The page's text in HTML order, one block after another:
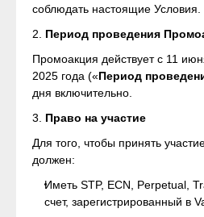
соблюдать настоящие Условия.
2. Период проведения
Промоакция действует с 11
2025 года («Период
дня включительно.
3. Право на участие
Для того, чтобы принять
должен:
Иметь STP, ECN, Perpetual,
счет, зарегистрированный в